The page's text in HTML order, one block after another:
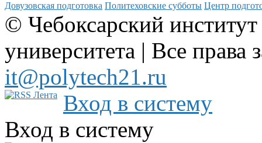
Довузовская подготовка Политеховские субботы Центр
© Чебоксарский
университета | Все
it@polytech21.ru
Вход в систему
Вход в систему